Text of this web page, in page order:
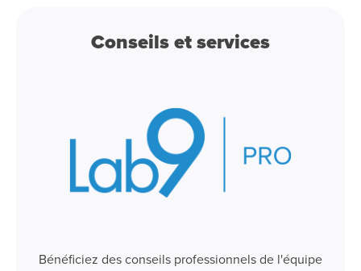
Conseils et services
Bénéficiez des conseils professionnels de l'équipe